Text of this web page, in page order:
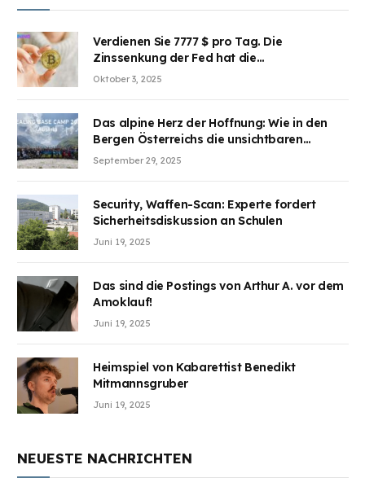
Verdienen Sie 7777 $ pro Tag. Die
Zinssenkung der Fed hat die
Aufmerksamkeit des Marktes erregt.
Oktober 3, 2025
Das alpine Herz der Hoffnung: Wie in den
Bergen Österreichs die unsichtbaren
Wunden des Kriegesheilen
September 29, 2025
Security, Waffen-Scan: Experte fordert
Sicherheitsdiskussion an Schulen
Juni 19, 2025
Das sind die Postings von Arthur A. vor dem
Amoklauf!
Juni 19, 2025
Heimspiel von Kabarettist Benedikt
Mitmannsgruber
Juni 19, 2025
NEUESTE NACHRICHTEN